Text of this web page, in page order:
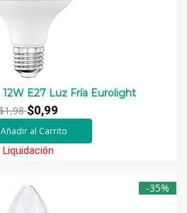
E27 Luz Fría Eurolight
$0,99
Añadir al Carrito
Liquidación
-35%